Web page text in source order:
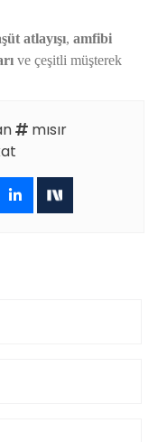
atlayışı, amfibi
ve çeşitli müşterek
mısır